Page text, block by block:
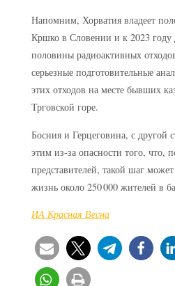
Напомним, Хорватия владеет
Кршко в Словении и к 2023 году
половины радиоактивных
серьезные подготовительные
этих отходов на месте бывших
Трговской горе.
Босния и Герцеговина, с другой
этим из-за опасности того, что,
представителей, такой шаг
жизнь около 250 000 жителей в
ИА Красная Весна